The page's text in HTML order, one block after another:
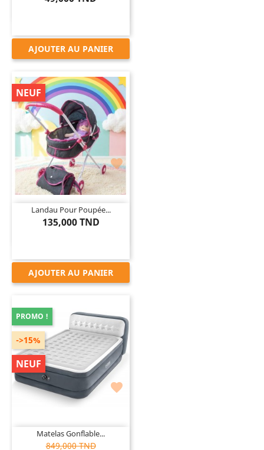
AJOUTER AU PANIER

Landau Pour Poupée...
135,000 TND
NEUF
AJOUTER AU PANIER

Matelas Gonflable...
849,000 TND
->15%
PROMO !
NEUF